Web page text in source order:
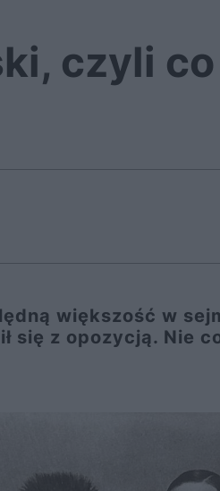
czyli co
większość w
się z opozycją. Nie